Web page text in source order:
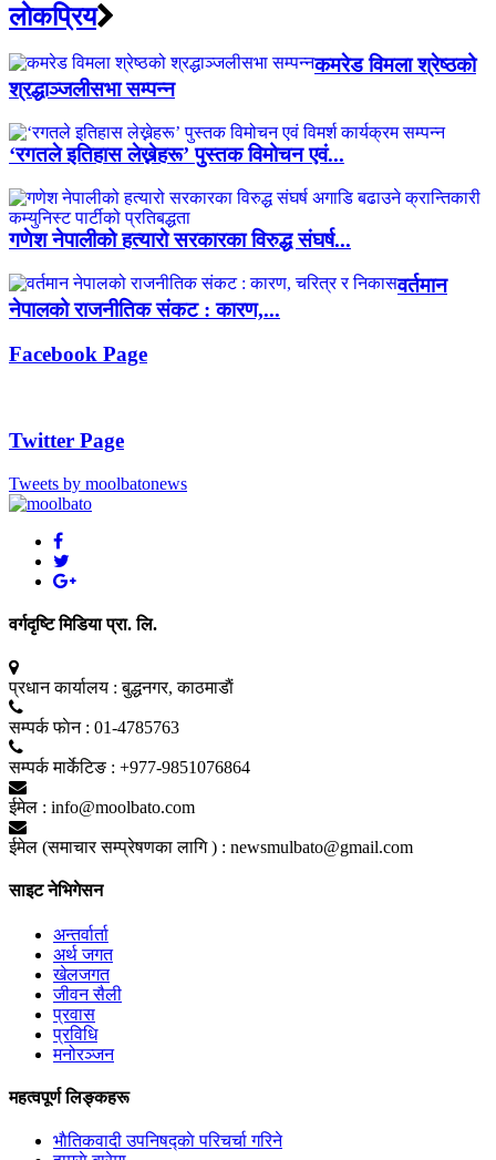
लाेकप्रिय
कमरेड विमला श्रेष्ठको
श्रद्धाञ्जलीसभा सम्पन्न
‘रगतले इतिहास लेख्नेहरू’ पुस्तक विमोचन एवं...
गणेश नेपालीको हत्यारो सरकारका विरुद्ध संघर्ष...
वर्तमान
नेपालको राजनीतिक संकट : कारण,...
Facebook Page
Twitter Page
Tweets by moolbatonews
वर्गदृष्टि मिडिया प्रा. लि.
प्रधान कार्यालय : बुद्धनगर, काठमाडाैं
सम्पर्क फाेन : 01-4785763
सम्पर्क मार्केटिङ : +977-9851076864
ईमेल : info@moolbato.com
ईमेल (समाचार सम्प्रेषणका लागि ) : newsmulbato@gmail.com
साइट नेभिगेसन
अन्तर्वार्ता
अर्थ जगत
खेलजगत
जीवन सैली
प्रवास
प्रविधि
मनोरञ्जन
महत्वपूर्ण लिङ्कहरू
भाैतिकवादी उपनिषद्काे परिचर्चा गरिने